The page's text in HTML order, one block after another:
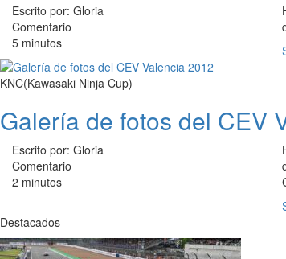
Escrito por: Gloria
Comentario
5 minutos
KNC(Kawasaki Ninja Cup)
Galería de fotos del CEV
Escrito por: Gloria
Comentario
2 minutos
Destacados